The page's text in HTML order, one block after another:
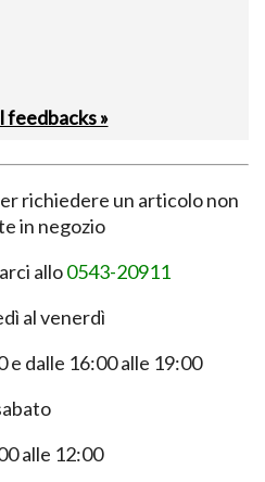
feedbacks »
richiedere un articolo non
in negozio
allo0543-20911
al venerdì
e dalle 16:00 alle 19:00
alle 12:00